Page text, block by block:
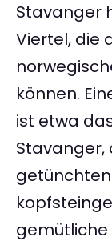
Stavanger
Viertel, die
können.
ist etwa
Stavanger,